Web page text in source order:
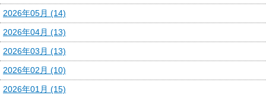
2026年05月 (14)
2026年04月 (13)
2026年03月 (13)
2026年02月 (10)
2026年01月 (15)